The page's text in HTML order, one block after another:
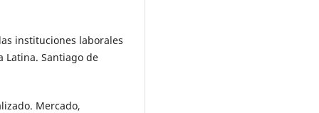
instituciones laborales
Latina. Santiago de
Mercado,